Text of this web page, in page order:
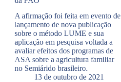
A afirmação foi feita em evento de
lançamento de nova publicação
sobre o método LUME e sua
aplicação em pesquisa voltada a
avaliar efeitos dos programas de
ASA sobre a agricultura familiar
no Semiárido brasileiro.
13 de outubro de 2021